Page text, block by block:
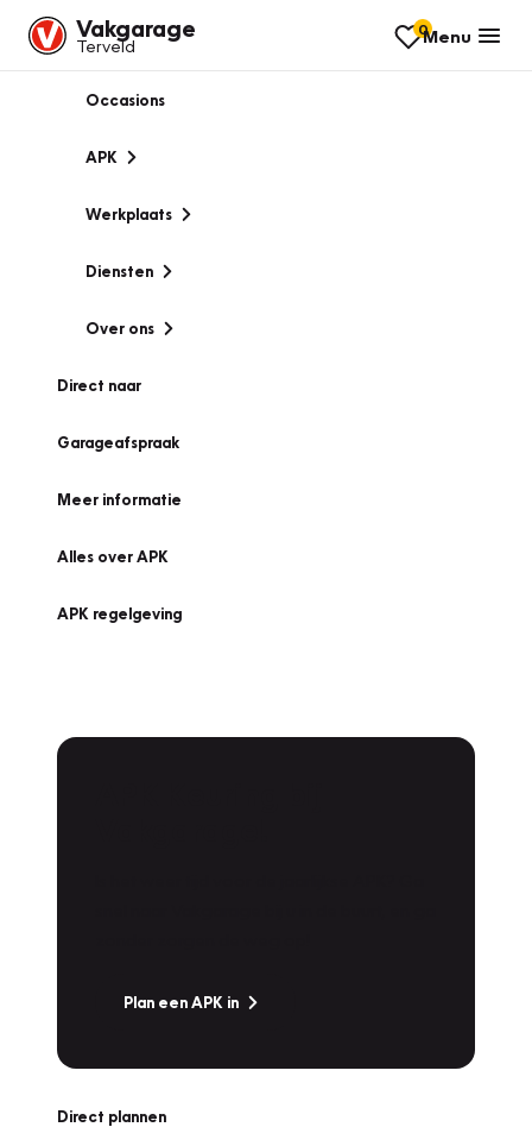
Vakgarage
Terveld
0Menu
Occasions
APK
Werkplaats
Diensten
Over ons
Direct naar
Garageafspraak
Meer informatie
Alles over APK
APK regelgeving
Plan een APK in
Direct plannen